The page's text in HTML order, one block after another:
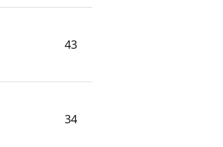
43
34